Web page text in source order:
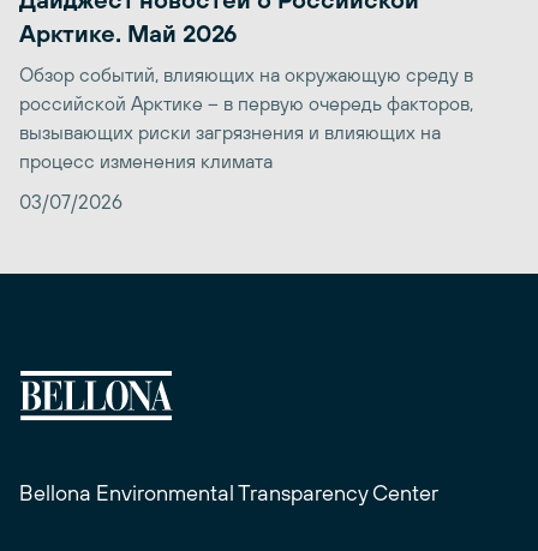
Арктике. Май 2026
Обзор событий, влияющих на окружающую среду в
российской Арктике – в первую очередь факторов,
вызывающих риски загрязнения и влияющих на
процесс изменения климата
03/07/2026
Bellona Environmental Transparency Center